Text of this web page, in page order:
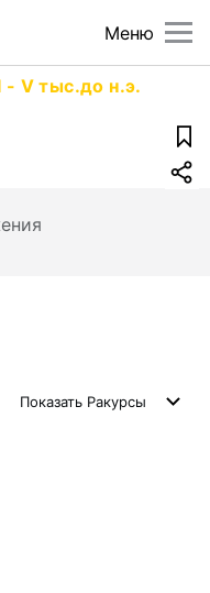
Меню
V тыс.до н.э.
Показать Ракурсы